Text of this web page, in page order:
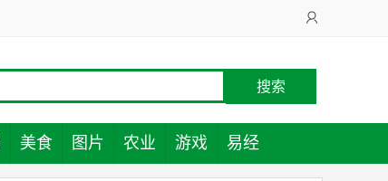
美食 图片 农业 游戏 易经